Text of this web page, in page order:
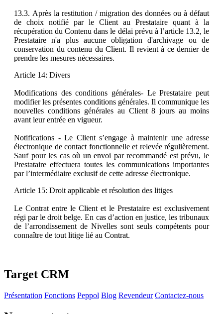
13.3. Après la restitution / migration des données ou à défaut
de choix notifié par le Client au Prestataire quant à la
récupération du Contenu dans le délai prévu à l’article 13.2, le
Prestataire n'a plus aucune obligation d'archivage ou de
conservation du contenu du Client. Il revient à ce dernier de
prendre les mesures nécessaires.
Article 14: Divers
Modifications des conditions générales- Le Prestataire peut
modifier les présentes conditions générales. Il communique les
nouvelles conditions générales au Client 8 jours au moins
avant leur entrée en vigueur.
Notifications - Le Client s’engage à maintenir une adresse
électronique de contact fonctionnelle et relevée régulièrement.
Sauf pour les cas où un envoi par recommandé est prévu, le
Prestataire effectuera toutes les communications importantes
par l’intermédiaire exclusif de cette adresse électronique.
Article 15: Droit applicable et résolution des litiges
Le Contrat entre le Client et le Prestataire est exclusivement
régi par le droit belge. En cas d’action en justice, les tribunaux
de l’arrondissement de Nivelles sont seuls compétents pour
connaître de tout litige lié au Contrat.
Target CRM
Présentation Fonctions Peppol Blog Revendeur Contactez-nous